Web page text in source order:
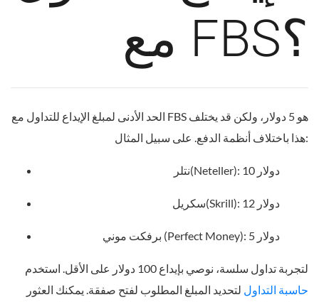
مع FBS؟
الحد الأدنى لمبلغ الإيداع للتداول مع FBS هو 5 دولار، ولكن قد يختلف
هذا باختلاف أنظمة الدفع. على سبيل المثال:
نتلر(Neteller): 10 دولار
سكريل(Skrill): 12 دولار
برفكت موني (Perfect Money): 5 دولار
لتجربة تداول سلسة، نوصي بإيداع 100 دولار على الأقل. استخدم
حاسبة التداول لتحديد المبلغ المطلوب لفتح صفقة. يمكنك العثور